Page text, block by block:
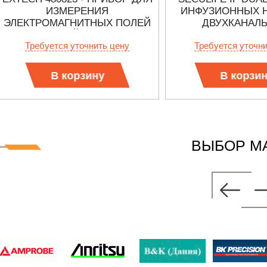
ИЗМЕРЕНИЯ
ЭЛЕКТРОМАГНИТНЫХ ПОЛЕЙ
ЧАСТОТ
Требуется уточнить цену
В корзину
ИНФУЗИОННЫХ
Требуется
В
ВЫБОР